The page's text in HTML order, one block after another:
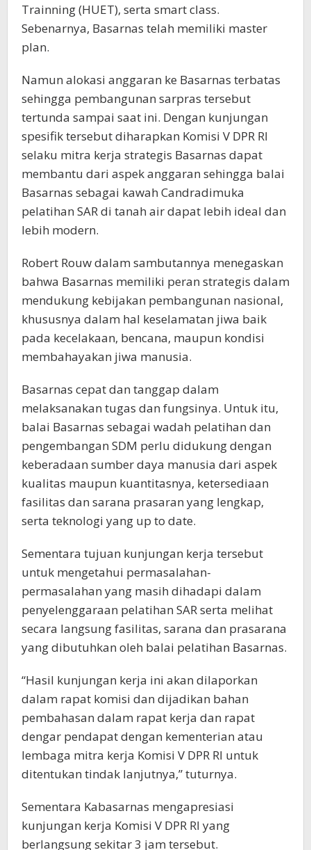
Trainning (HUET), serta smart class.
Sebenarnya, Basarnas telah memiliki master
plan.
Namun alokasi anggaran ke Basarnas terbatas
sehingga pembangunan sarpras tersebut
tertunda sampai saat ini. Dengan kunjungan
spesifik tersebut diharapkan Komisi V DPR RI
selaku mitra kerja strategis Basarnas dapat
membantu dari aspek anggaran sehingga balai
Basarnas sebagai kawah Candradimuka
pelatihan SAR di tanah air dapat lebih ideal dan
lebih modern.
Robert Rouw dalam sambutannya menegaskan
bahwa Basarnas memiliki peran strategis dalam
mendukung kebijakan pembangunan nasional,
khususnya dalam hal keselamatan jiwa baik
pada kecelakaan, bencana, maupun kondisi
membahayakan jiwa manusia.
Basarnas cepat dan tanggap dalam
melaksanakan tugas dan fungsinya. Untuk itu,
balai Basarnas sebagai wadah pelatihan dan
pengembangan SDM perlu didukung dengan
keberadaan sumber daya manusia dari aspek
kualitas maupun kuantitasnya, ketersediaan
fasilitas dan sarana prasaran yang lengkap,
serta teknologi yang up to date.
Sementara tujuan kunjungan kerja tersebut
untuk mengetahui permasalahan-
permasalahan yang masih dihadapi dalam
penyelenggaraan pelatihan SAR serta melihat
secara langsung fasilitas, sarana dan prasarana
yang dibutuhkan oleh balai pelatihan Basarnas.
“Hasil kunjungan kerja ini akan dilaporkan
dalam rapat komisi dan dijadikan bahan
pembahasan dalam rapat kerja dan rapat
dengar pendapat dengan kementerian atau
lembaga mitra kerja Komisi V DPR RI untuk
ditentukan tindak lanjutnya,” tuturnya.
Sementara Kabasarnas mengapresiasi
kunjungan kerja Komisi V DPR RI yang
berlangsung sekitar 3 jam tersebut.